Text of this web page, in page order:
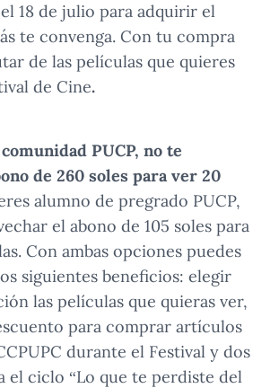
18 de julio para adquirir el
te convenga. Con tu compra
de las películas que quieres
de Cine.
PUCP, no te
de 260 soles para ver 20
alumno de pregrado PUCP,
el abono de 105 soles para
Con ambas opciones puedes
siguientes beneficios: elegir
las películas que quieras ver,
para comprar artículos
durante el Festival y dos
el ciclo “Lo que te perdiste del